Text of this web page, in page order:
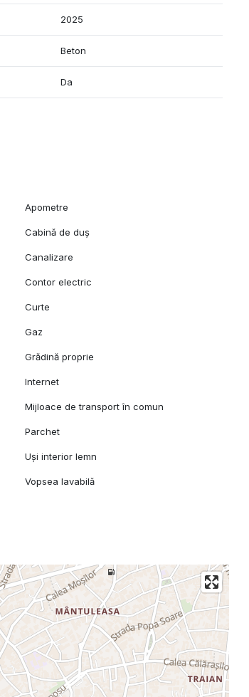
2025
Beton
Da
Apometre
Cabină de duș
Canalizare
Contor electric
Curte
Gaz
Grădină proprie
Internet
Mijloace de transport în comun
Parchet
Uși interior lemn
Vopsea lavabilă